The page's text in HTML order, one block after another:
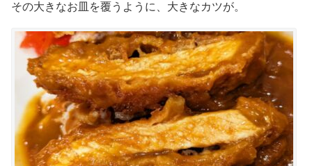
その大きなお皿を覆うように、大きなカツが。